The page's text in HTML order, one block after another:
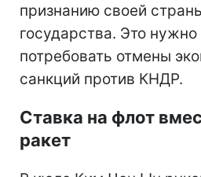
признанию своей
государства. Это
потребовать отмены
санкций против КНДР.
Ставка на флот
ракет